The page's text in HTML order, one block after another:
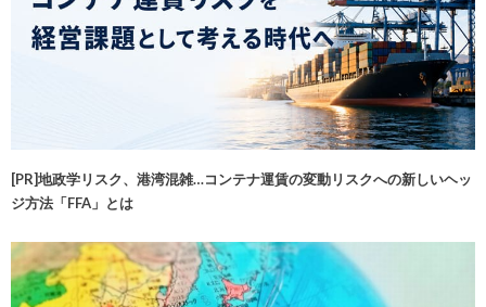
[PR]地政学リスク、港湾混雑…コンテナ運賃の変動リスクへの新しいヘッ
ジ方法「FFA」とは